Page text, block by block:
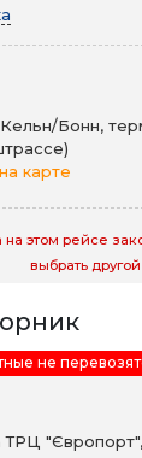
Бонн,
карте
этом рейсе
выбрать другой
ТРЦ
не